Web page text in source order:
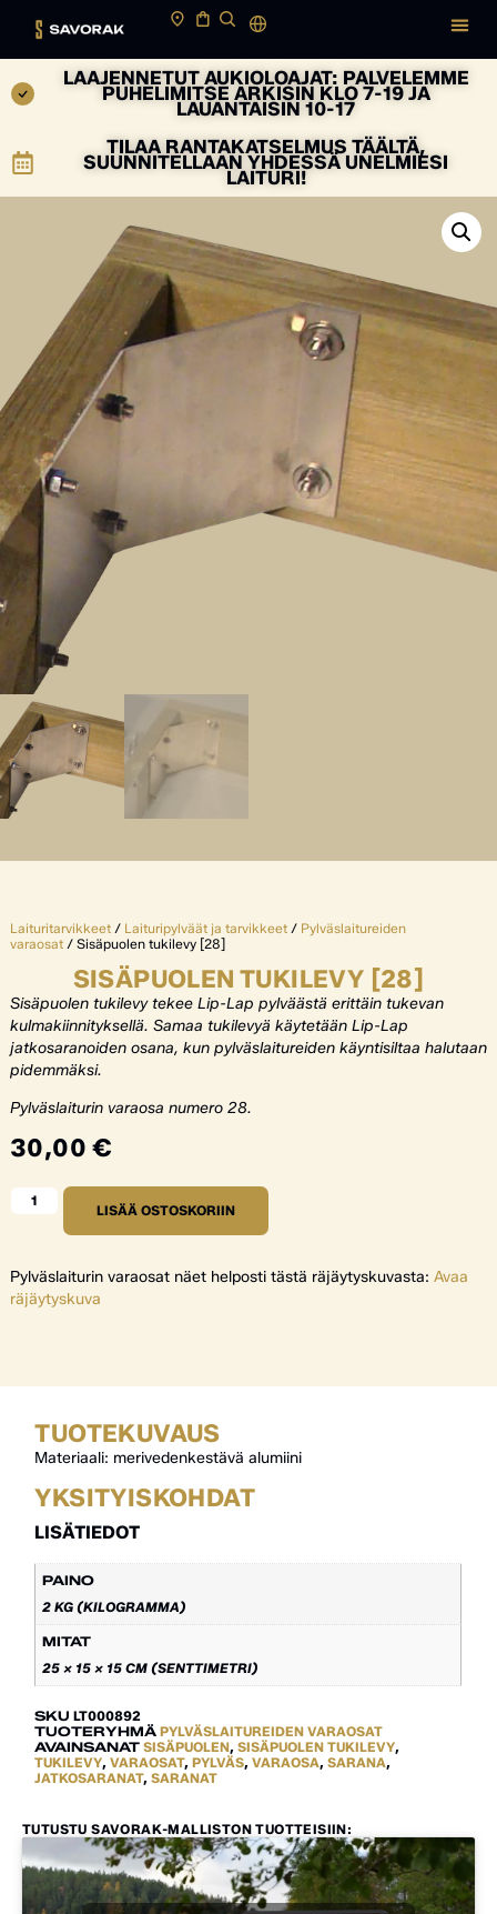
LAAJENNETUT AUKIOLOAJAT: PALVELEMME
PUHELIMITSE ARKISIN KLO 7-19 JA
LAUANTAISIN 10-17
TILAA RANTAKATSELMUS TÄÄLTÄ,
SUUNNITELLAAN YHDESSÄ UNELMIESI
LAITURI!
Laituritarvikkeet/ Laituripylväät ja tarvikkeet/ Pylväslaitureiden
varaosat/ Sisäpuolen tukilevy [28]
SISÄPUOLEN TUKILEVY [28]
Sisäpuolen tukilevy tekee Lip-Lap pylväästä erittäin tukevan
kulmakiinnityksellä. Samaa tukilevyä käytetään Lip-Lap
jatkosaranoiden osana, kun pylväslaitureiden käyntisiltaa halutaan
pidemmäksi.
Pylväslaiturin varaosa numero 28.
30,00€
LISÄÄ OSTOSKORIIN
Pylväslaiturin varaosat näet helposti tästä räjäytyskuvasta: Avaa
räjäytyskuva
TUTUSTU SAVORAK-MALLISTON TUOTTEISIIN:
TUOTEKUVAUS
Materiaali: merivedenkestävä alumiini
YKSITYISKOHDAT
LISÄTIEDOT
PAINO
2 KG (KILOGRAMMA)
MITAT
25 × 15 × 15 CM (SENTTIMETRI)
SKULT000892
TUOTERYHMÄ PYLVÄSLAITUREIDEN VARAOSAT
AVAINSANAT SISÄPUOLEN,SISÄPUOLEN TUKILEVY,
TUKILEVY,VARAOSAT,PYLVÄS,VARAOSA,SARANA,
JATKOSARANAT,SARANAT